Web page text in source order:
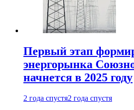
Первый этап
энергорынка
начнется в 2025 году
2 года спустя2 года спустя